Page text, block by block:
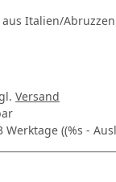
aus Italien/Abruzzen
Versand
Werktage ((%s -